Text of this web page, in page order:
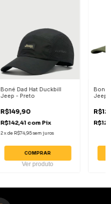
Boné Dad Hat Duckbill
Jeep - Preto
R$149,90
R$142,41 com Pix
2xdeR$74,95sem juros
COMPRAR
Ver produto
Boné
Jeep